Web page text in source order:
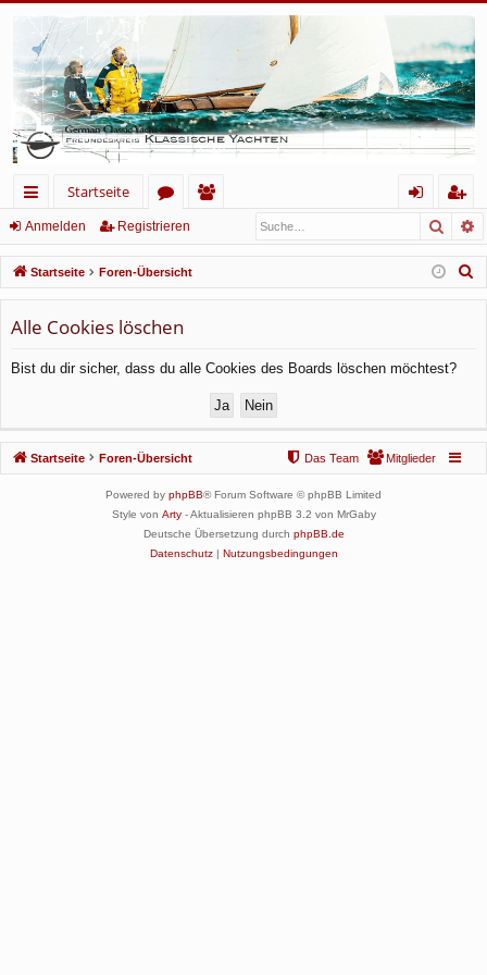
ch
ne
llz
ug
rif
Startseite
or
en
lie
de
m
el
n
eg
ist
rie
n
Anmelden Registrieren
Startseite Foren-Übersicht
Alle Cookies löschen
Bist du dir sicher, dass du alle Cookies des Boards löschen möchtest?
Startseite Foren-Übersicht Mitglieder
Das Team
Powered by phpBB® Forum Software © phpBB Limited
Style von Arty- Aktualisieren phpBB 3.2 von MrGaby
Deutsche Übersetzung durch phpBB.de
Datenschutz| Nutzungsbedingungen